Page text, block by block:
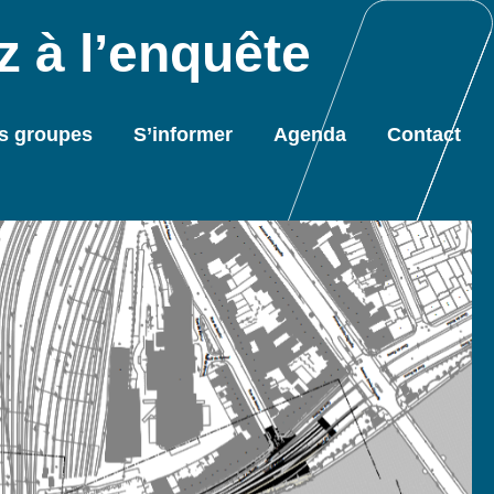
groupes S’informer Agenda Contact
à l’enquête